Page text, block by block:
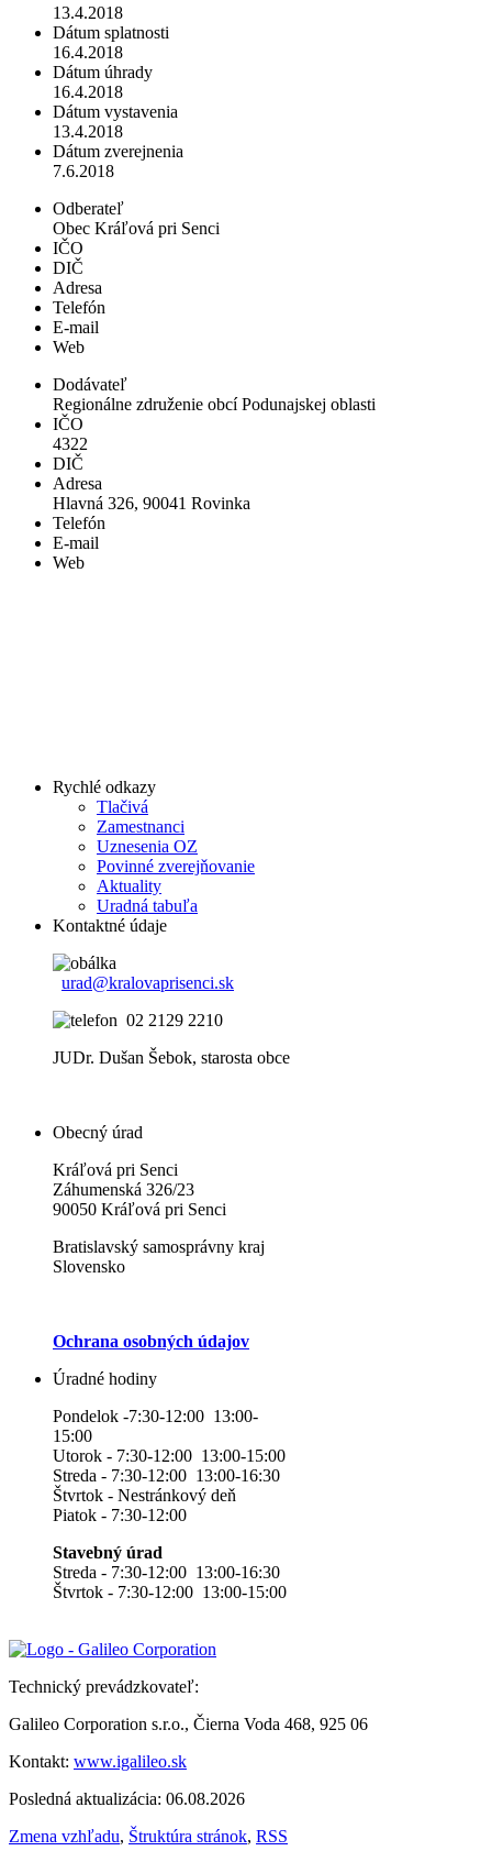
13.4.2018
Dátum splatnosti
16.4.2018
Dátum úhrady
16.4.2018
Dátum vystavenia
13.4.2018
Dátum zverejnenia
7.6.2018
Odberateľ
Obec Kráľová pri Senci
IČO
DIČ
Adresa
Telefón
E-mail
Web
Dodávateľ
Regionálne združenie obcí Podunajskej oblasti
IČO
4322
DIČ
Adresa
Hlavná 326, 90041 Rovinka
Telefón
E-mail
Web
Rychlé odkazy
Tlačivá
Zamestnanci
Uznesenia OZ
Povinné zverejňovanie
Aktuality
Uradná tabuľa
Kontaktné údaje
urad@kralovaprisenci.sk
02 2129 2210
JUDr. Dušan Šebok, starosta obce
Obecný úrad
Kráľová pri Senci
Záhumenská 326/23
90050 Kráľová pri Senci
Bratislavský samosprávny kraj
Slovensko
Ochrana osobných údajov
Úradné hodiny
Pondelok -7:30-12:00 13:00-
15:00
Utorok - 7:30-12:00 13:00-15:00
Streda - 7:30-12:00 13:00-16:30
Štvrtok - Nestránkový deň
Piatok - 7:30-12:00
Stavebný úrad
Streda - 7:30-12:00 13:00-16:30
Štvrtok - 7:30-12:00 13:00-15:00
Technický prevádzkovateľ:
Galileo Corporation s.r.o., Čierna Voda 468, 925 06
Kontakt: www.igalileo.sk
Posledná aktualizácia: 06.08.2026
Zmena vzhľadu, Štruktúra stránok, RSS